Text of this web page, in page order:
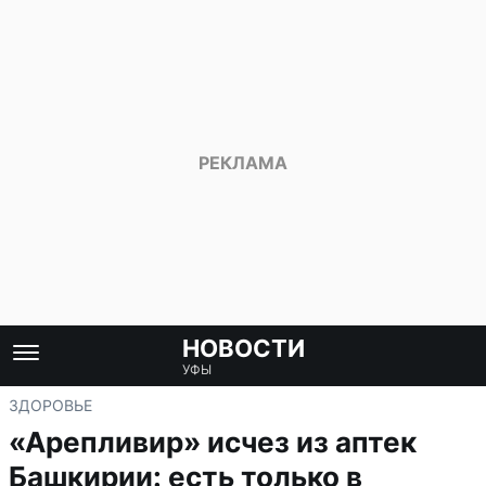
НОВОСТИ
УФЫ
ЗДОРОВЬЕ
«Арепливир» исчез из аптек
Башкирии: есть только в